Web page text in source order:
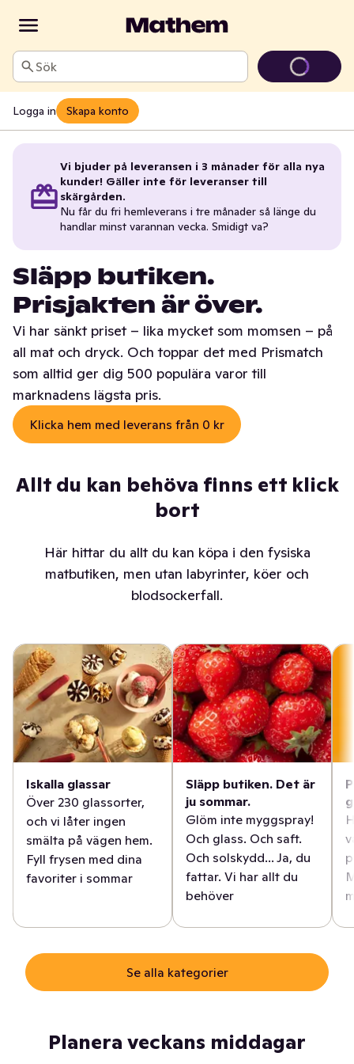
Sök
Logga in Skapa konto
Vi bjuder på leveransen i 3 månader för alla nya
kunder! Gäller inte för leveranser till
skärgården.
Nu får du fri hemleverans i tre månader så länge du
handlar minst varannan vecka. Smidigt va?
Släpp butiken.
Prisjakten är över.
Vi har sänkt priset – lika mycket som momsen – på
all mat och dryck. Och toppar det med Prismatch
som alltid ger dig 500 populära varor till
marknadens lägsta pris.
Klicka hem med leverans från 0 kr
Allt du kan behöva finns ett klick
bort
Här hittar du allt du kan köpa i den fysiska
matbutiken, men utan labyrinter, köer och
blodsockerfall.
Iskalla glassar
Över 230 glassorter,
och vi låter ingen
smälta på vägen hem.
Fyll frysen med dina
favoriter i sommar
Släpp butiken. Det är
ju sommar.
Glöm inte myggspray!
Och glass. Och saft.
Och solskydd... Ja, du
fattar. Vi har allt du
behöver
Se alla kategorier
Planera veckans middagar